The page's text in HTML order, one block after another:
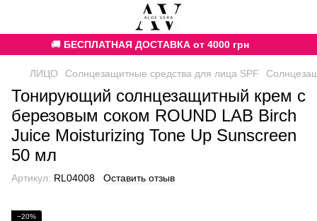
🚚 БЕСПЛАТНАЯ ДОСТАВКА от 4000 грн
ЛИЦО Солнцезащитные средства для лица SPF
Тонирующий солнцезащитный крем с
березовым соком ROUND LAB Birch
Juice Moisturizing Tone Up Sunscreen
50 мл
Артикул: RL04008 Оставить отзыв
−20%